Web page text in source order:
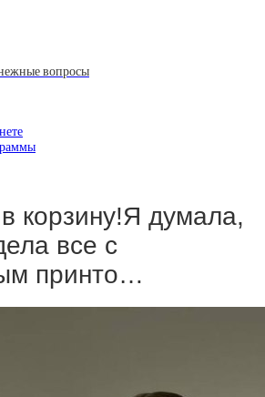
вопросы
корзину!Я думала,
все с
принто…